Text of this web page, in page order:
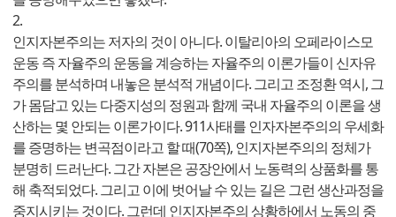
2.
인지자본주의는 저자의 것이 아니다. 이탈리아의 오페라이스모
운동 즉 자율주의 운동을 계승하는 자율주의 이론가들이 신자유
주의를 분석하며 내놓은 분석적 개념이다. 그리고 조정환 역시, 그
가 몸담고 있는 다중지성의 정원과 함께 국내 자율주의 이론을 생
산하는 몇 안되는 이론가이다. 911사태를 인자자본주의의 우세화
를 증명하는 변곡점이라고 할 때(70쪽), 인지자본주의의 정체가
분명히 드러난다. 그간 자본은 공장안에서 노동력의 상품화를 통
해 축적되었다. 그리고 이에 벗어날 수 있는 길은 그런 생산과정을
중지시키는 것이다. 그런데 인지자본주의 상황하에서 노동의 중